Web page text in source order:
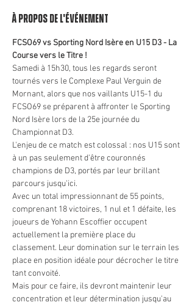
À propos de l'événement
FCSO69 vs Sporting Nord Isère en U15 D3 - La
Course vers le Titre !
Samedi à 15h30, tous les regards seront
tournés vers le Complexe Paul Verguin de
Mornant, alors que nos vaillants U15-1 du
FCSO69 se préparent à affronter le Sporting
Nord Isère lors de la 25e journée du
Championnat D3.
L'enjeu de ce match est colossal : nos U15 sont
à un pas seulement d'être couronnés
champions de D3, portés par leur brillant
parcours jusqu'ici.
Avec un total impressionnant de 55 points,
comprenant 18 victoires, 1 nul et 1 défaite, les
joueurs de Yohann Escoffier occupent
actuellement la première place du
classement. Leur domination sur le terrain les
place en position idéale pour décrocher le titre
tant convoité.
Mais pour ce faire, ils devront maintenir leur
concentration et leur détermination jusqu'au